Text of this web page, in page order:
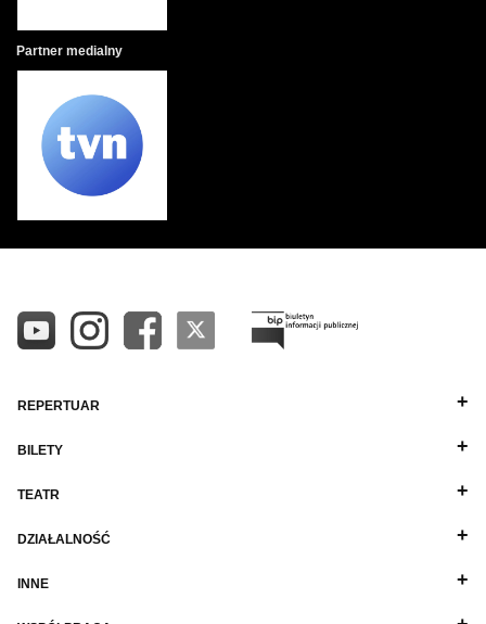
Partner medialny
REPERTUAR
BILETY
TEATR
DZIAŁALNOŚĆ
INNE